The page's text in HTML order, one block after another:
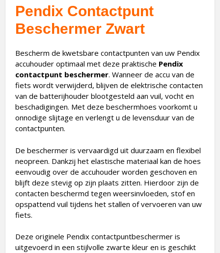
Pendix Contactpunt
Beschermer Zwart
Bescherm de kwetsbare contactpunten van uw Pendix
accuhouder optimaal met deze praktische Pendix
contactpunt beschermer. Wanneer de accu van de
fiets wordt verwijderd, blijven de elektrische contacten
van de batterijhouder blootgesteld aan vuil, vocht en
beschadigingen. Met deze beschermhoes voorkomt u
onnodige slijtage en verlengt u de levensduur van de
contactpunten.
De beschermer is vervaardigd uit duurzaam en flexibel
neopreen. Dankzij het elastische materiaal kan de hoes
eenvoudig over de accuhouder worden geschoven en
blijft deze stevig op zijn plaats zitten. Hierdoor zijn de
contacten beschermd tegen weersinvloeden, stof en
opspattend vuil tijdens het stallen of vervoeren van uw
fiets.
Deze originele Pendix contactpuntbeschermer is
uitgevoerd in een stijlvolle zwarte kleur en is geschikt